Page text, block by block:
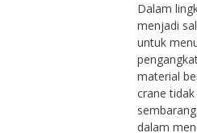
Dalam
menjadi
untuk
material
crane
dalam